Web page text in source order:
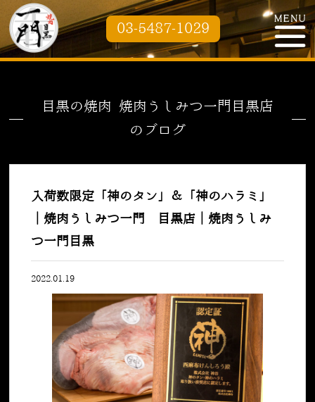
03-5487-1029
目黒の焼肉 焼肉うしみつ一門目黒店
のブログ
入荷数限定「神のタン」＆「神のハラミ」
｜焼肉うしみつ一門 目黒店｜焼肉うしみ
つ一門目黒
2022.01.19